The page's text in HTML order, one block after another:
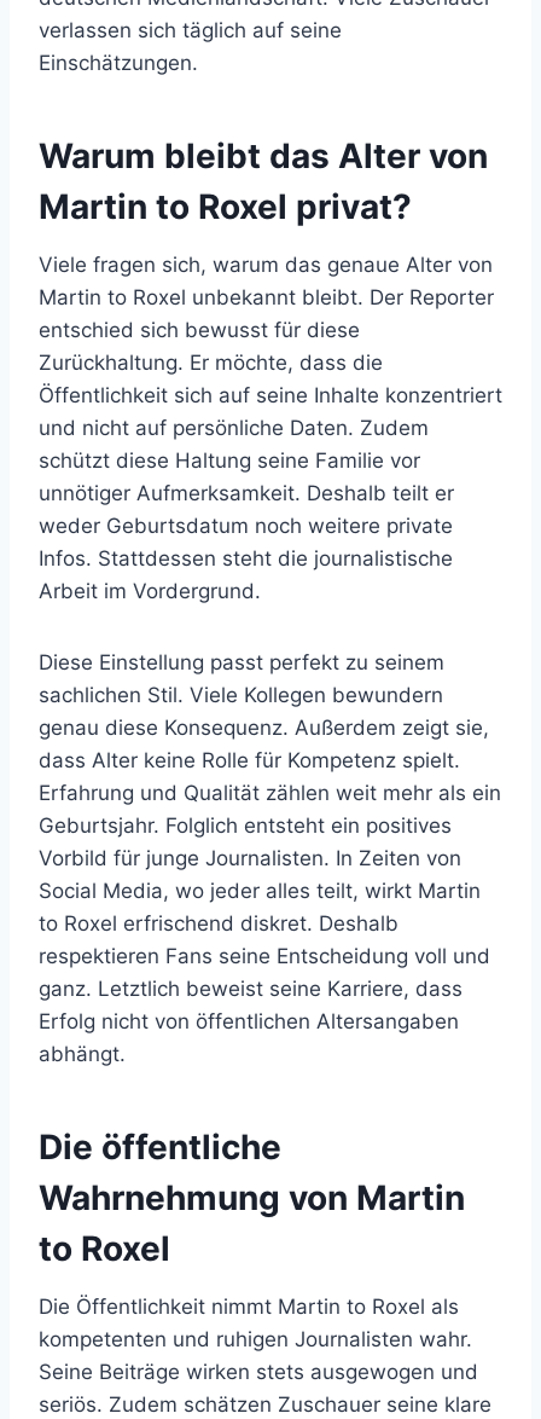
verlassen sich täglich auf seine
Einschätzungen.
Warum bleibt das Alter von
Martin to Roxel privat?
Viele fragen sich, warum das genaue Alter von
Martin to Roxel unbekannt bleibt. Der Reporter
entschied sich bewusst für diese
Zurückhaltung. Er möchte, dass die
Öffentlichkeit sich auf seine Inhalte konzentriert
und nicht auf persönliche Daten. Zudem
schützt diese Haltung seine Familie vor
unnötiger Aufmerksamkeit. Deshalb teilt er
weder Geburtsdatum noch weitere private
Infos. Stattdessen steht die journalistische
Arbeit im Vordergrund.
Diese Einstellung passt perfekt zu seinem
sachlichen Stil. Viele Kollegen bewundern
genau diese Konsequenz. Außerdem zeigt sie,
dass Alter keine Rolle für Kompetenz spielt.
Erfahrung und Qualität zählen weit mehr als ein
Geburtsjahr. Folglich entsteht ein positives
Vorbild für junge Journalisten. In Zeiten von
Social Media, wo jeder alles teilt, wirkt Martin
to Roxel erfrischend diskret. Deshalb
respektieren Fans seine Entscheidung voll und
ganz. Letztlich beweist seine Karriere, dass
Erfolg nicht von öffentlichen Altersangaben
abhängt.
Die öffentliche
Wahrnehmung von Martin
to Roxel
Die Öffentlichkeit nimmt Martin to Roxel als
kompetenten und ruhigen Journalisten wahr.
Seine Beiträge wirken stets ausgewogen und
seriös. Zudem schätzen Zuschauer seine klare